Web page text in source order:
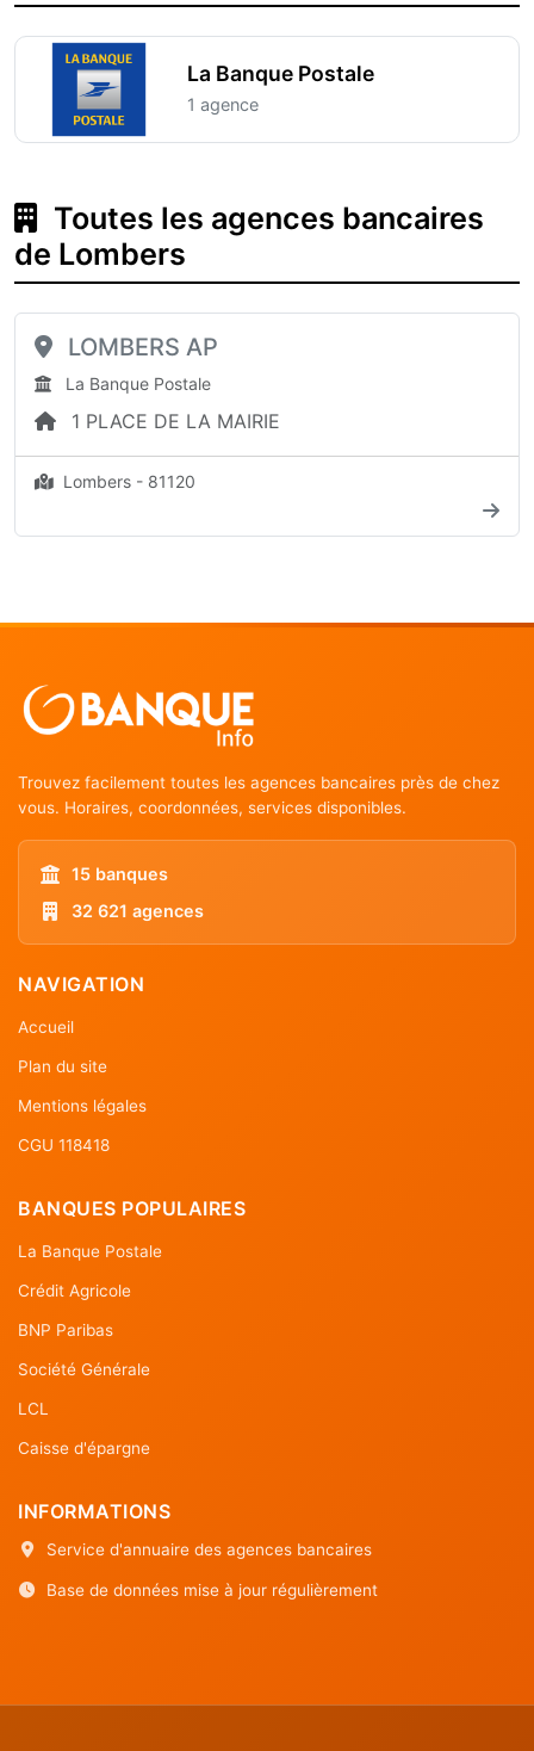
La Banque Postale
1 agence
Toutes les agences bancaires
de Lombers
LOMBERS AP
La Banque Postale
1 PLACE DE LA MAIRIE
Lombers - 81120
Trouvez facilement toutes les agences bancaires près de chez
vous. Horaires, coordonnées, services disponibles.
15 banques
32 621 agences
NAVIGATION
Accueil
Plan du site
Mentions légales
CGU 118418
BANQUES POPULAIRES
La Banque Postale
Crédit Agricole
BNP Paribas
Société Générale
LCL
Caisse d'épargne
INFORMATIONS
Service d'annuaire des agences bancaires
Base de données mise à jour régulièrement